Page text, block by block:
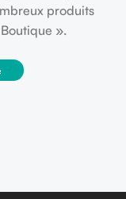
produits
».